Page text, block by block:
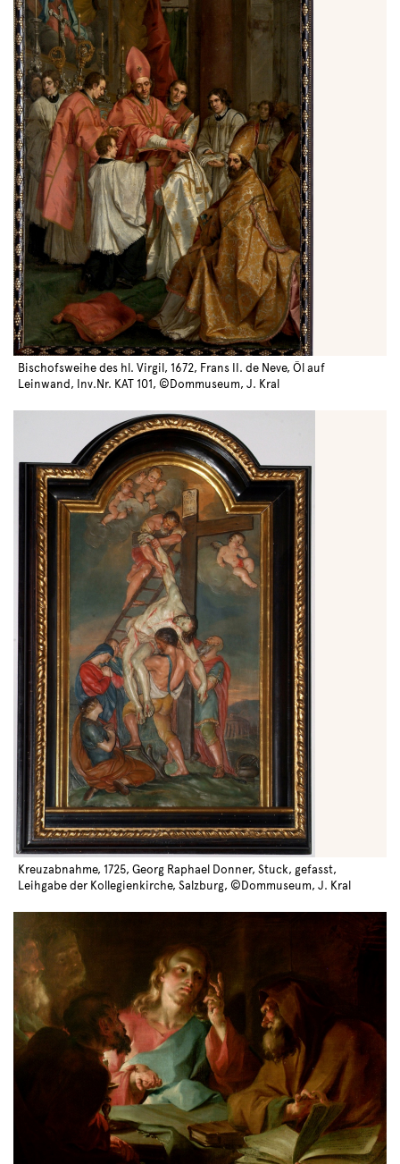
Bischofsweihe des hl. Virgil, 1672, Frans II. de Neve, Öl auf
Leinwand, Inv.Nr. KAT 101, ©Dommuseum, J. Kral
Kreuzabnahme, 1725, Georg Raphael Donner, Stuck, gefasst,
Leihgabe der Kollegienkirche, Salzburg, ©Dommuseum, J. Kral